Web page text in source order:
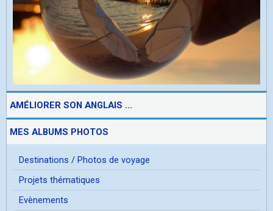
AMÉLIORER SON ANGLAIS ...
MES ALBUMS PHOTOS
Destinations / Photos de voyage
Projets thématiques
Evènements